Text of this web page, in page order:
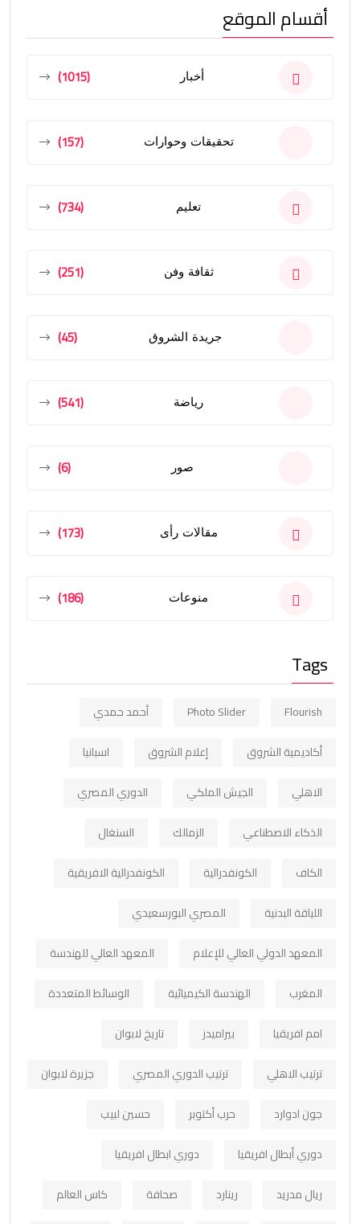
أقسام الموقع
أخبار (1015)
تحقيقات وحوارات (157)
تعليم (734)
ثقافة وفن (251)
جريدة الشروق (45)
رياضة (541)
صور (6)
مقالات رأى (173)
منوعات (186)
Tags
Flourish
Photo Slider
أحمد حمدي
أكاديمية الشروق
إعلام الشروق
اسبانيا
الاهلي
الجيش الملكي
الدوري المصري
الذكاء الاصطناعي
الزمالك
السنغال
الكاف
الكونفدرالية
الكونفدرالية الافريقية
اللياقة البدنية
المصري البورسعيدي
المعهد الدولي العالي للإعلام
المعهد العالي للهندسة
المغرب
الهندسة الكيميائية
الوسائط المتعددة
امم افريقيا
بيراميدز
تاريخ لابوان
ترتيب الاهلي
ترتيب الدوري المصري
جزيرة لابوان
جون ادوارد
حرب أكتوبر
حسين لبيب
دوري أبطال افريقيا
دوري ابطال افريقيا
ريال مدريد
رينارد صحافة كاس العالم